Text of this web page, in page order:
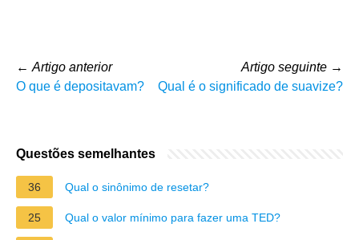
← Artigo anterior
O que é depositavam?
Artigo seguinte →
Qual é o significado de suavize?
Questões semelhantes
36 Qual o sinônimo de resetar?
25 Qual o valor mínimo para fazer uma TED?